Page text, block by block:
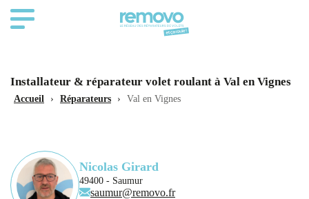
Installateur & réparateur volet roulant à Val en Vignes
Accueil › Réparateurs › Val en Vignes
Nicolas Girard
49400 - Saumur
saumur@removo.fr